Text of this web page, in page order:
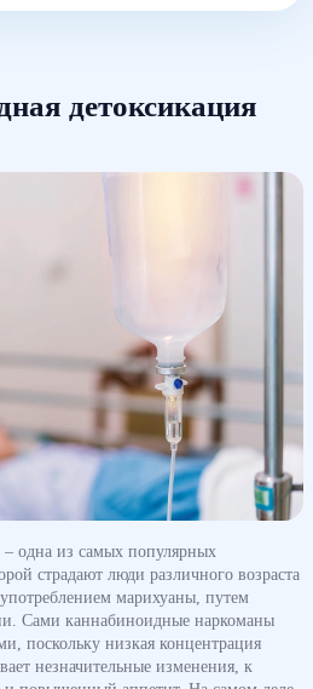
детоксикация
одна из самых популярных
страдают люди различного возраста
марихуаны, путем
Сами каннабиноидные наркоманы
поскольку низкая концентрация
незначительные изменения, к